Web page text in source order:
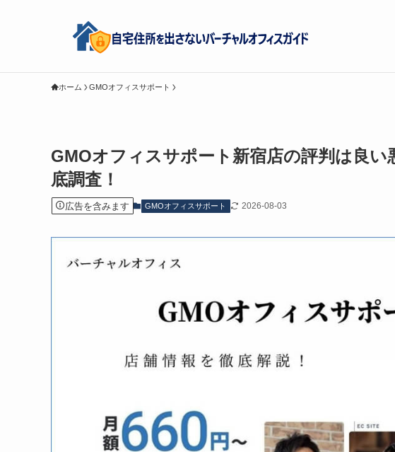
ホーム GMOオフィスサポート
GMOオフィスサポート新宿店の評判は良
底調査！
広告を含みます GMOオフィスサポート 2026-08-03